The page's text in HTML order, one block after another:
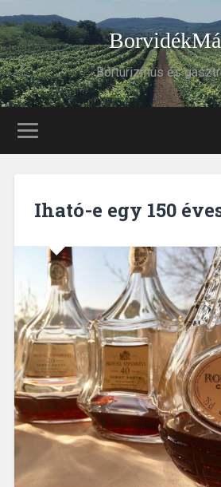
Borturizmus és
Iható-e egy 150